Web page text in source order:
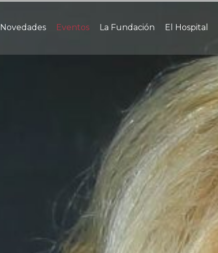
Novedades Eventos La Fundación El Hospital